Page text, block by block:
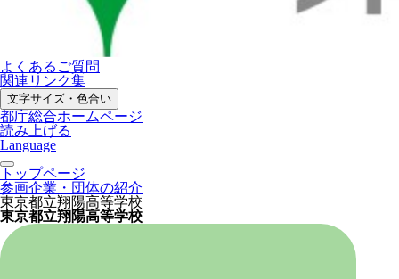
よくあるご質問
関連リンク集
文字サイズ・色合い
都庁総合ホームページ
読み上げる
Language
トップページ
参画企業・団体の紹介
東京都立翔陽高等学校
東京都立翔陽高等学校